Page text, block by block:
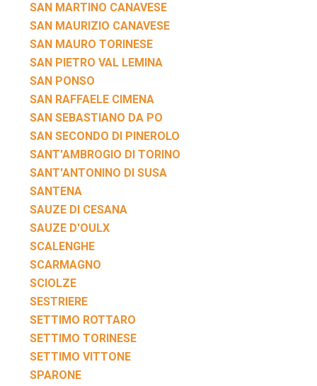
SAN MARTINO CANAVESE
SAN MAURIZIO CANAVESE
SAN MAURO TORINESE
SAN PIETRO VAL LEMINA
SAN PONSO
SAN RAFFAELE CIMENA
SAN SEBASTIANO DA PO
SAN SECONDO DI PINEROLO
SANT'AMBROGIO DI TORINO
SANT'ANTONINO DI SUSA
SANTENA
SAUZE DI CESANA
SAUZE D'OULX
SCALENGHE
SCARMAGNO
SCIOLZE
SESTRIERE
SETTIMO ROTTARO
SETTIMO TORINESE
SETTIMO VITTONE
SPARONE